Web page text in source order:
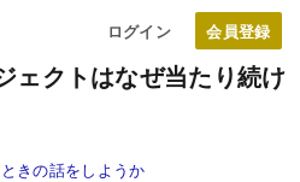
ログイン
ェクトはなぜ当たり続け
きの話をしようか